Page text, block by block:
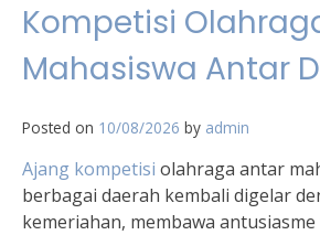
Kompetisi
Mahasiswa Antar
Posted on 10/08/2026 by admin
Ajang kompetisi olahraga antar
berbagai daerah kembali digelar
kemeriahan, membawa